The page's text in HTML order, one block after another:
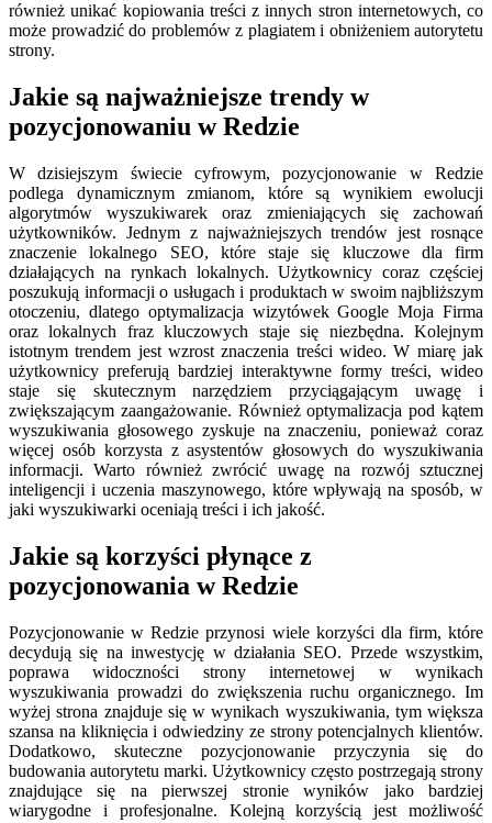
również unikać kopiowania treści z innych stron internetowych, co
może prowadzić do problemów z plagiatem i obniżeniem autorytetu
strony.
Jakie są najważniejsze trendy w
pozycjonowaniu w Redzie
W dzisiejszym świecie cyfrowym, pozycjonowanie w Redzie
podlega dynamicznym zmianom, które są wynikiem ewolucji
algorytmów wyszukiwarek oraz zmieniających się zachowań
użytkowników. Jednym z najważniejszych trendów jest rosnące
znaczenie lokalnego SEO, które staje się kluczowe dla firm
działających na rynkach lokalnych. Użytkownicy coraz częściej
poszukują informacji o usługach i produktach w swoim najbliższym
otoczeniu, dlatego optymalizacja wizytówek Google Moja Firma
oraz lokalnych fraz kluczowych staje się niezbędna. Kolejnym
istotnym trendem jest wzrost znaczenia treści wideo. W miarę jak
użytkownicy preferują bardziej interaktywne formy treści, wideo
staje się skutecznym narzędziem przyciągającym uwagę i
zwiększającym zaangażowanie. Również optymalizacja pod kątem
wyszukiwania głosowego zyskuje na znaczeniu, ponieważ coraz
więcej osób korzysta z asystentów głosowych do wyszukiwania
informacji. Warto również zwrócić uwagę na rozwój sztucznej
inteligencji i uczenia maszynowego, które wpływają na sposób, w
jaki wyszukiwarki oceniają treści i ich jakość.
Jakie są korzyści płynące z
pozycjonowania w Redzie
Pozycjonowanie w Redzie przynosi wiele korzyści dla firm, które
decydują się na inwestycję w działania SEO. Przede wszystkim,
poprawa widoczności strony internetowej w wynikach
wyszukiwania prowadzi do zwiększenia ruchu organicznego. Im
wyżej strona znajduje się w wynikach wyszukiwania, tym większa
szansa na kliknięcia i odwiedziny ze strony potencjalnych klientów.
Dodatkowo, skuteczne pozycjonowanie przyczynia się do
budowania autorytetu marki. Użytkownicy często postrzegają strony
znajdujące się na pierwszej stronie wyników jako bardziej
wiarygodne i profesjonalne. Kolejną korzyścią jest możliwość